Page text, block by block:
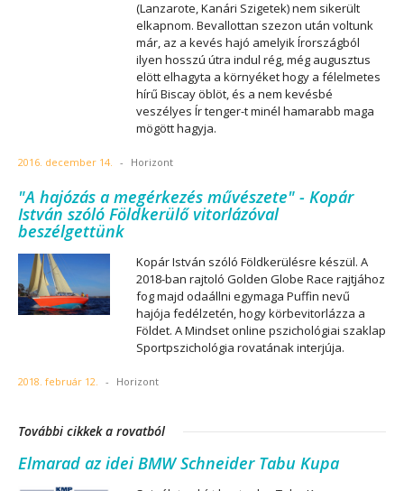
(Lanzarote, Kanári Szigetek) nem sikerült
elkapnom. Bevallottan szezon után voltunk
már, az a kevés hajó amelyik Írországból
ilyen hosszú útra indul rég, még augusztus
elött elhagyta a környéket hogy a félelmetes
hírű Biscay öblöt, és a nem kevésbé
veszélyes Ír tenger-t minél hamarabb maga
mögött hagyja.
2016. december 14. - Horizont
"A hajózás a megérkezés művészete" - Kopár
István szóló Földkerülő vitorlázóval
beszélgettünk
Kopár István szóló Földkerülésre készül. A
2018-ban rajtoló Golden Globe Race rajtjához
fog majd odaállni egymaga Puffin nevű
hajója fedélzetén, hogy körbevitorlázza a
Földet. A Mindset online pszichológiai szaklap
Sportpszichológia rovatának interjúja.
2018. február 12. - Horizont
További cikkek a rovatból
Elmarad az idei BMW Schneider Tabu Kupa